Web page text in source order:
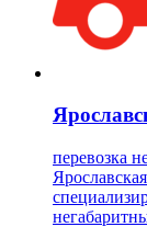
перевозка